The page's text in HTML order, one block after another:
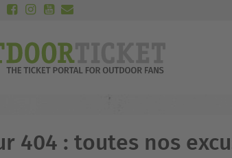
404 : toutes nos